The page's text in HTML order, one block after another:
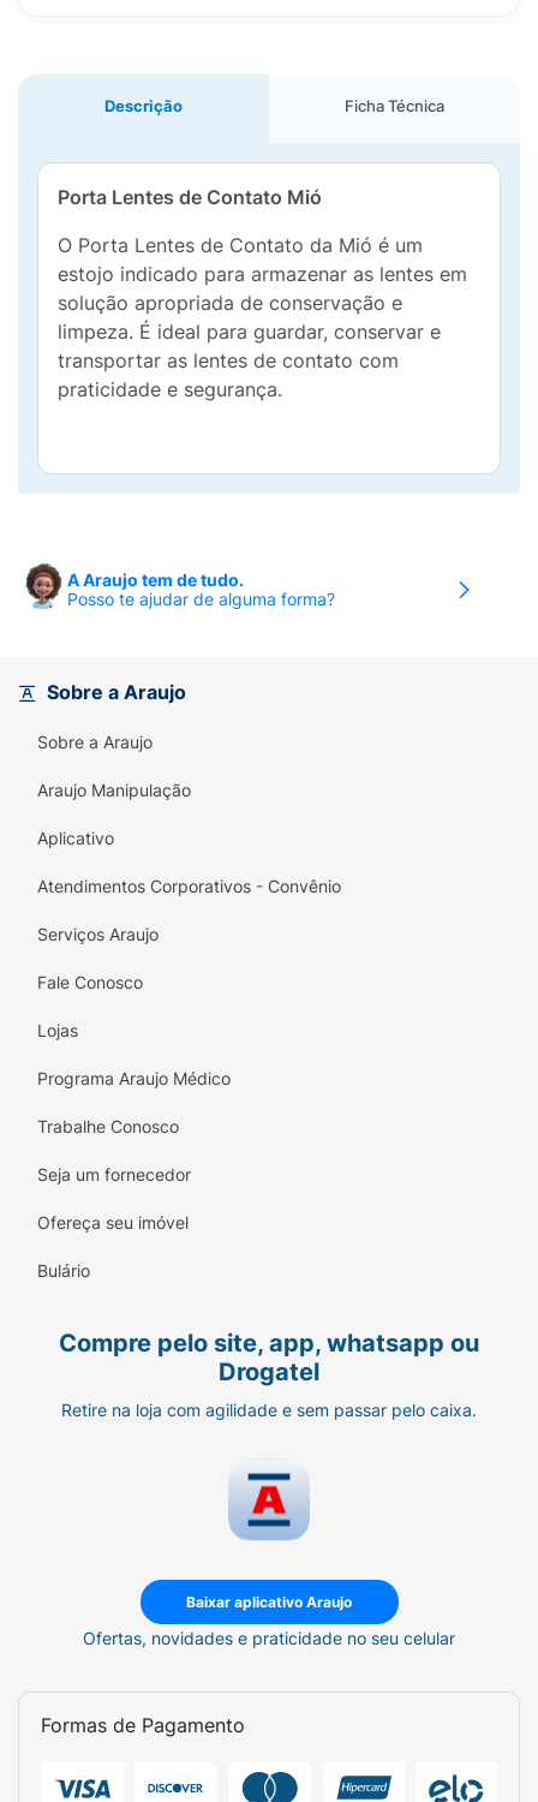
Descrição Ficha Técnica
Porta Lentes de Contato Mió
O Porta Lentes de Contato da Mió é um
estojo indicado para armazenar as lentes em
solução apropriada de conservação e
limpeza. É ideal para guardar, conservar e
transportar as lentes de contato com
praticidade e segurança.
A Araujo tem de tudo.
Posso te ajudar de alguma forma?
Sobre a Araujo
Sobre a Araujo
Araujo Manipulação
Aplicativo
Atendimentos Corporativos - Convênio
Serviços Araujo
Fale Conosco
Lojas
Programa Araujo Médico
Trabalhe Conosco
Seja um fornecedor
Ofereça seu imóvel
Bulário
Compre pelo site, app, whatsapp ou
Drogatel
Retire na loja com agilidade e sem passar pelo caixa.
Baixar aplicativo Araujo
Ofertas, novidades e praticidade no seu celular
Formas de Pagamento